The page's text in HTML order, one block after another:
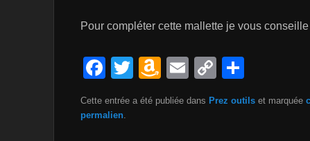
Pour compléter cette mallette je vous
F
c
T
tt
A
a
E
ail
C
p
ta
Cette entrée a été publiée dans Prez outils et marquée
permalien